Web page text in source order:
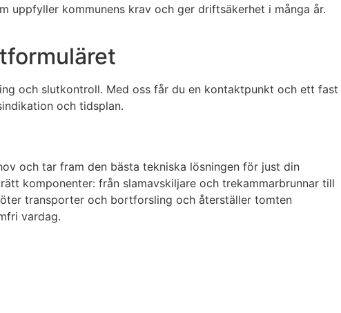
kommunens krav och ger driftsäkerhet i många år.
och slutkontroll. Med oss får du en kontaktpunkt och ett fast
och tidsplan.
och tar fram den bästa tekniska lösningen för just din
komponenter: från slamavskiljare och trekammarbrunnar till
transporter och bortforsling och återställer tomten
vardag.